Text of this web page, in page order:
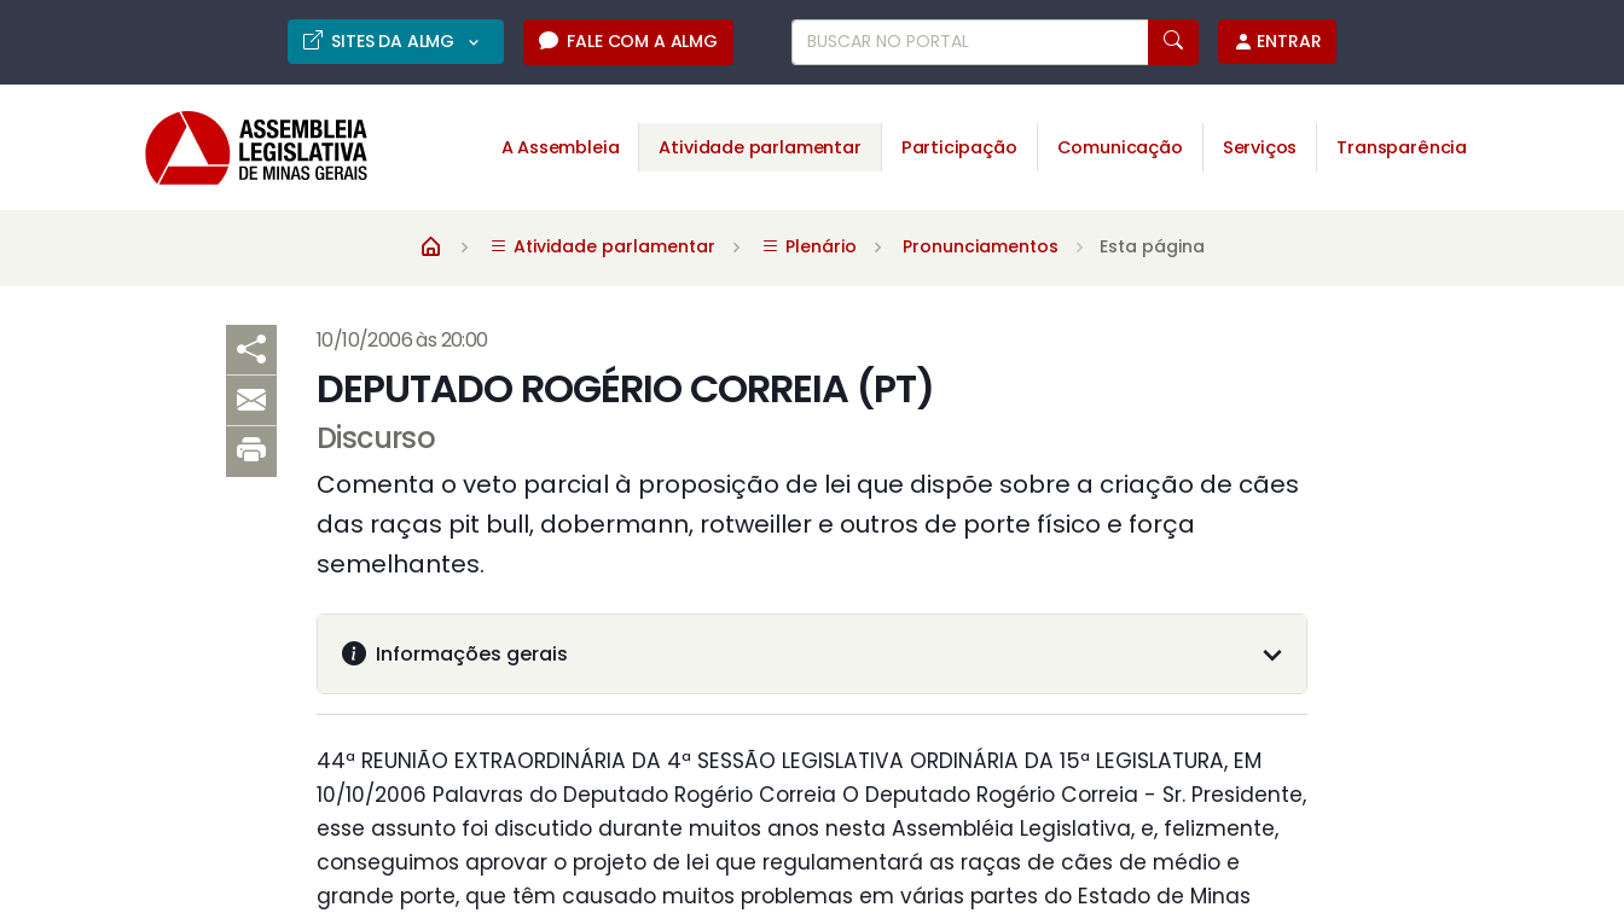
SITES DA ALMG FALE COM A ALMG ENTRAR
A Assembleia Atividade parlamentar Participação Comunicação Serviços Transparência
Atividade parlamentar Plenário Pronunciamentos Esta página
10/10/2006 às 20:00
DEPUTADO ROGÉRIO CORREIA (PT)
Discurso
Comenta o veto parcial à proposição de lei que dispõe sobre a criação de cães
das raças pit bull, dobermann, rotweiller e outros de porte físico e força
semelhantes.
Informações gerais
44ª REUNIÃO EXTRAORDINÁRIA DA 4ª SESSÃO LEGISLATIVA ORDINÁRIA DA 15ª LEGISLATURA, EM
10/10/2006 Palavras do Deputado Rogério Correia O Deputado Rogério Correia - Sr. Presidente,
esse assunto foi discutido durante muitos anos nesta Assembléia Legislativa, e, felizmente,
conseguimos aprovar o projeto de lei que regulamentará as raças de cães de médio e
grande porte, que têm causado muitos problemas em várias partes do Estado de Minas